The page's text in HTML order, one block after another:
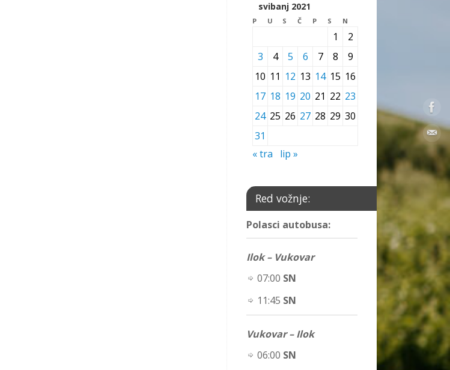
svibanj 2021
P U S Č P S N
1
2
3
4 5 6 7 8
9
10 11 12 13 14 15 16
17 18 19 20 21 22 23
24 25 26 27 28 29 30
31
« tra
lip »
Red vožnje:
Polasci autobusa:
Ilok – Vukovar
07:00 SN
11:45 SN
Vukovar – Ilok
06:00 SN